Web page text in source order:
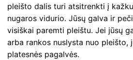
pleišto dalis turi atsitrenkti į
nugaros vidurio. Jūsų galva ir
visiškai paremti pleištu. Jei jūsų
arba rankos nuslysta nuo pleišto,
platesnės pagalvės.